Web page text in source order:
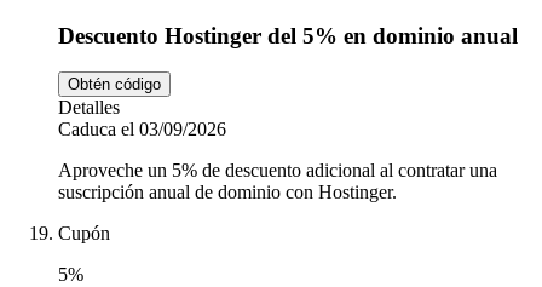
Descuento Hostinger del 5% en dominio anual
Obtén código
Detalles
Caduca el 03/09/2026
Aproveche un 5% de descuento adicional al contratar una
suscripción anual de dominio con Hostinger.
Cupón
5%